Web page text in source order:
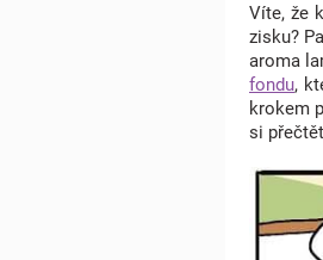
Víte, že
zisku?
aroma
fondu,
krokem
si